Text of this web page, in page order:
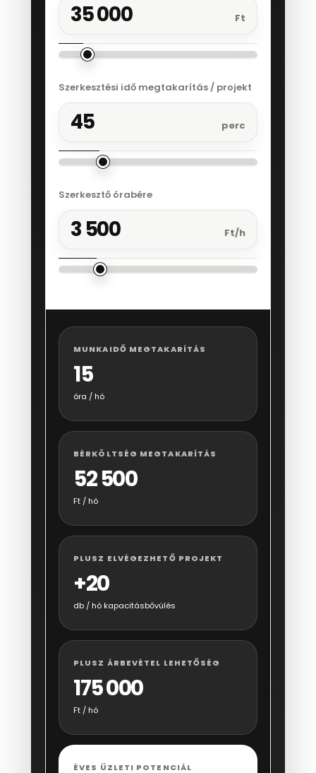
35 000 Ft
Szerkesztési idő megtakarítás / projekt
45 perc
Szerkesztő órabére
3 500 Ft/h
MUNKAIDŐ MEGTAKARÍTÁS
15
óra / hó
BÉRKÖLTSÉG MEGTAKARÍTÁS
52 500
Ft / hó
PLUSZ ELVÉGEZHETŐ PROJEKT
+20
db / hó kapacitásbővülés
PLUSZ ÁRBEVÉTEL LEHETŐSÉG
175 000
Ft / hó
ÉVES ÜZLETI POTENCIÁL